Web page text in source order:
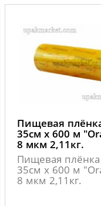
Пищевая
35см х 600 м
8 мкм 2,11кг.
Пищевая
35см х 600 м
8 мкм 2,11кг.